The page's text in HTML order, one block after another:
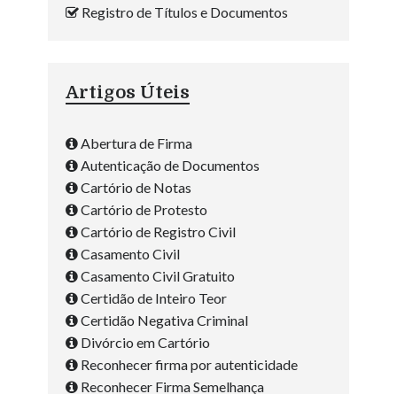
Registro de Títulos e Documentos
Artigos Úteis
Abertura de Firma
Autenticação de Documentos
Cartório de Notas
Cartório de Protesto
Cartório de Registro Civil
Casamento Civil
Casamento Civil Gratuito
Certidão de Inteiro Teor
Certidão Negativa Criminal
Divórcio em Cartório
Reconhecer firma por autenticidade
Reconhecer Firma Semelhança